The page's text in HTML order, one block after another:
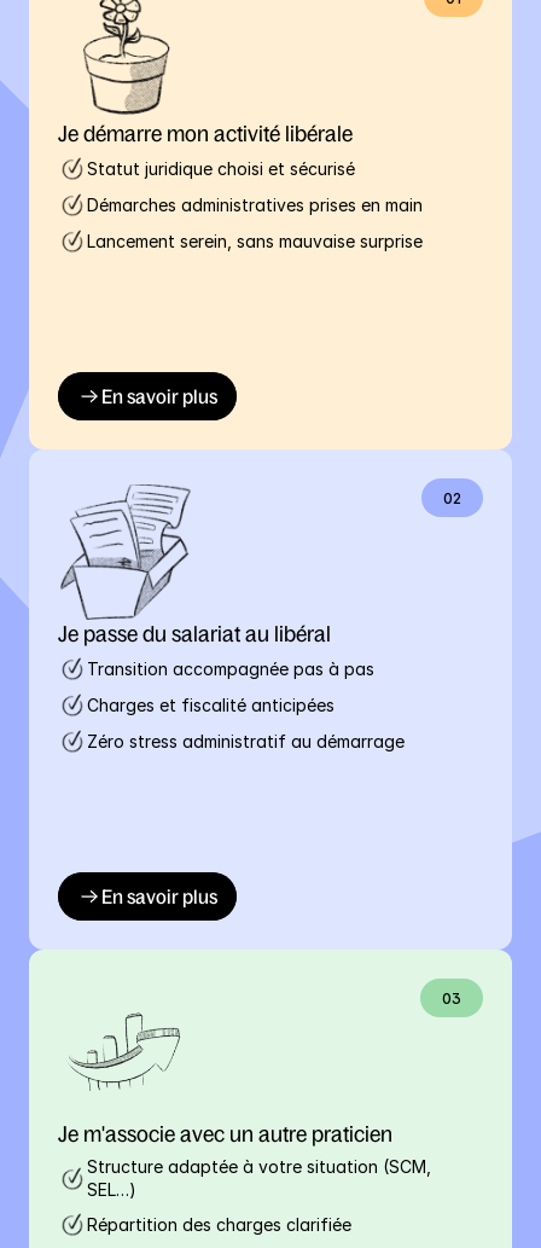
Je démarre mon activité libérale
Statut juridique choisi et sécurisé
Démarches administratives prises en main
Lancement serein, sans mauvaise surprise
En savoir plus
02
Je passe du salariat au libéral
Transition accompagnée pas à pas
Charges et fiscalité anticipées
Zéro stress administratif au démarrage
En savoir plus
03
Je m'associe avec un autre praticien
Structure adaptée à votre situation (SCM,
SEL…)
Répartition des charges clarifiée